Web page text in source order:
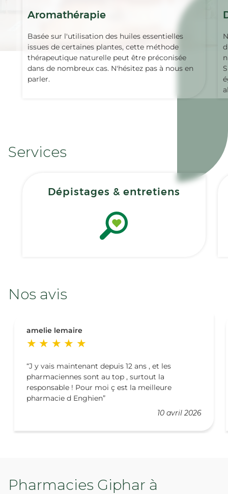
Aromathérapie
Basée sur l'utilisation des huiles essentielles
issues de certaines plantes, cette méthode
thérapeutique naturelle peut être préconisée
dans de nombreux cas. N'hésitez pas à nous en
parler.
Services
Dépistages & entretiens
Nos avis
amelie lemaire
10 avril 2026
J y vais maintenant depuis 12 ans , et les
pharmaciennes sont au top , surtout la
responsable ! Pour moi ç est la meilleure
pharmacie d Enghien
Pharmacies Giphar à